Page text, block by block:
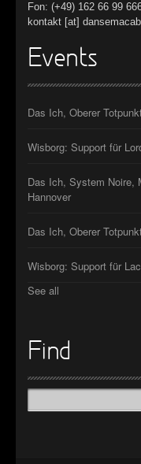
Fon: (+49) 162 66 99
kontakt [at]
Events
Das Ich, Oberer
Wisborg: Support für
Das Ich, System Noire,
Hannover
Das Ich, Oberer
Wisborg: Support für
See all
Find
Suchen
nach: